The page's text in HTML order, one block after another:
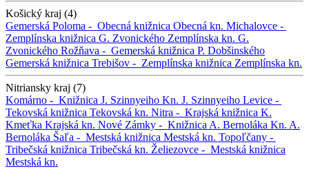
Košický kraj (4)
Gemerská Poloma - Obecná knižnica Obecná kn. Michalovce -
Zemplínska knižnica G. Zvonického Zemplínska kn. G.
Zvonického Rožňava - Gemerská knižnica P. Dobšinského
Gemerská knižnica Trebišov - Zemplínska knižnica Zemplínska kn.
Nitriansky kraj (7)
Komárno - Knižnica J. Szinnyeiho Kn. J. Szinnyeiho Levice -
Tekovská knižnica Tekovská kn. Nitra - Krajská knižnica K.
Kmeťka Krajská kn. Nové Zámky - Knižnica A. Bernoláka Kn. A.
Bernoláka Šaľa - Mestská knižnica Mestská kn. Topoľčany -
Tribečská knižnica Tribečská kn. Želiezovce - Mestská knižnica
Mestská kn.